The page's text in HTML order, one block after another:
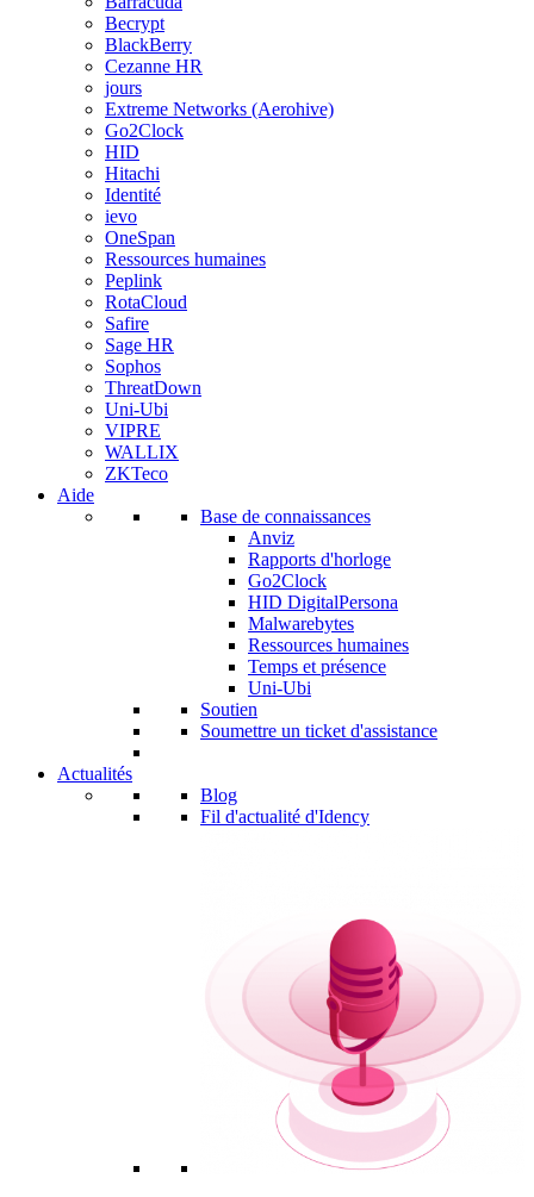
Becrypt
BlackBerry
Cezanne HR
jours
Extreme Networks (Aerohive)
Go2Clock
HID
Hitachi
Identité
ievo
OneSpan
Ressources humaines
Peplink
RotaCloud
Safire
Sage HR
Sophos
ThreatDown
Uni-Ubi
VIPRE
WALLIX
ZKTeco
Aide
Base de connaissances
Anviz
Rapports d'horloge
Go2Clock
HID DigitalPersona
Malwarebytes
Ressources humaines
Temps et présence
Uni-Ubi
Soutien
Soumettre un ticket d'assistance
Actualités
Blog
Fil d'actualité d'Idency